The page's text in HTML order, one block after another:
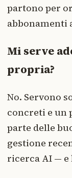
partono per
abbonamenti
Mi serve
propria?
No. Servono
concreti e un
parte delle
gestione
ricerca AI —